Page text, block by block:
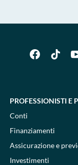
PROFESSIONISTI E
Conti
Finanziamenti
Assicurazione e
Investimenti